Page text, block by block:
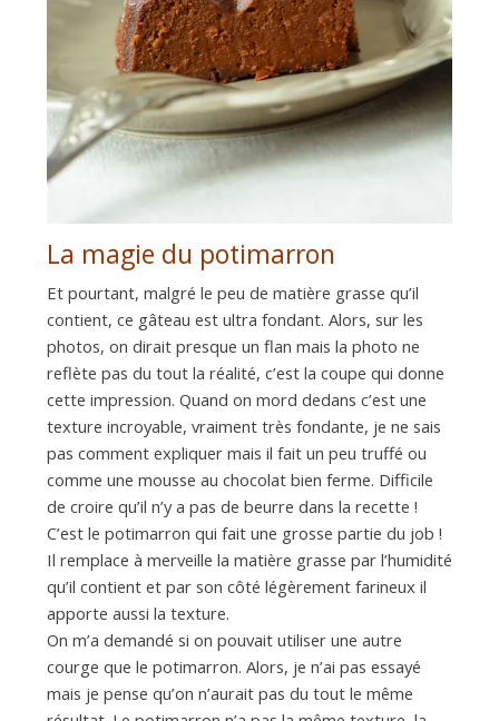
La magie du potimarron
Et pourtant, malgré le peu de matière grasse qu’il
contient, ce gâteau est ultra fondant. Alors, sur les
photos, on dirait presque un flan mais la photo ne
reflète pas du tout la réalité, c’est la coupe qui donne
cette impression. Quand on mord dedans c’est une
texture incroyable, vraiment très fondante, je ne sais
pas comment expliquer mais il fait un peu truffé ou
comme une mousse au chocolat bien ferme. Difficile
de croire qu’il n’y a pas de beurre dans la recette !
C’est le potimarron qui fait une grosse partie du job !
Il remplace à merveille la matière grasse par l’humidité
qu’il contient et par son côté légèrement farineux il
apporte aussi la texture.
On m’a demandé si on pouvait utiliser une autre
courge que le potimarron. Alors, je n’ai pas essayé
mais je pense qu’on n’aurait pas du tout le même